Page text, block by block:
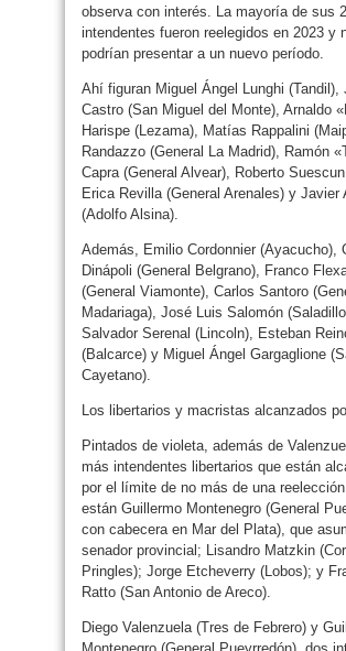
observa con interés. La mayoría de sus
intendentes fueron reelegidos en 2023 y
podrían presentar a un nuevo período.
Ahí figuran Miguel Ángel Lunghi (Tandil),
Castro (San Miguel del Monte), Arnaldo
Harispe (Lezama), Matías Rappalini
Randazzo (General La Madrid), Ramón
Capra (General Alvear), Roberto
Erica Revilla (General Arenales) y Javier
(Adolfo Alsina).
Además, Emilio Cordonnier (Ayacucho),
Dinápoli (General Belgrano), Franco
(General Viamonte), Carlos Santoro
Madariaga), José Luis Salomón
Salvador Serenal (Lincoln), Esteban
(Balcarce) y Miguel Ángel Gargaglione
Cayetano).
Los libertarios y macristas alcanzados
Pintados de violeta, además de
más intendentes libertarios que están
por el límite de no más de una
están Guillermo Montenegro (General
con cabecera en Mar del Plata), que
senador provincial; Lisandro Matzkin
Pringles); Jorge Etcheverry (Lobos); y
Ratto (San Antonio de Areco).
Diego Valenzuela (Tres de Febrero) y